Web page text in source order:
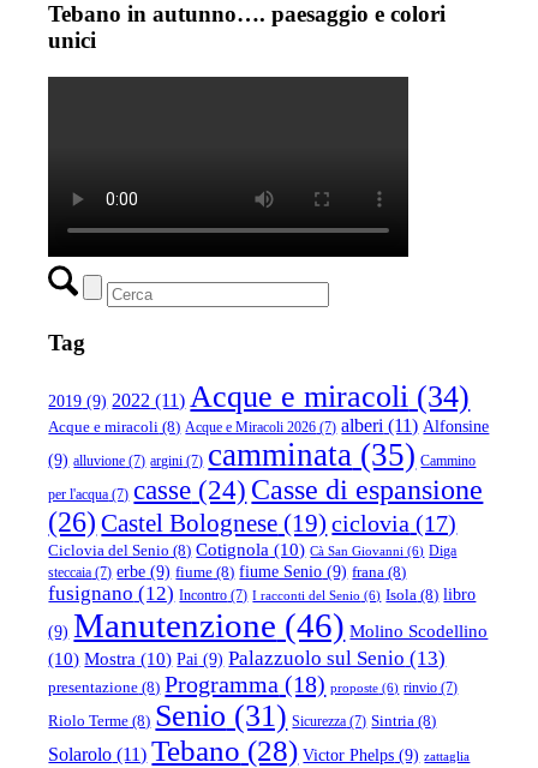
Tebano in autunno…. paesaggio e colori
unici
Tag
2019 (9) 2022 (11) Acque e miracoli (34)
Acque e miracoli (8) Acque e Miracoli 2026 (7) alberi (11) Alfonsine
(9) alluvione (7) argini (7) camminata (35) Cammino
per l'acqua (7) casse (24) Casse di espansione
(26) Castel Bolognese (19) ciclovia (17)
Ciclovia del Senio (8) Cotignola (10) Cà San Giovanni (6) Diga
steccaia (7) erbe (9) fiume (8) fiume Senio (9) frana (8)
fusignano (12) Incontro (7) I racconti del Senio (6) Isola (8) libro
(9) Manutenzione (46) Molino Scodellino
(10) Mostra (10) Pai (9) Palazzuolo sul Senio (13)
presentazione (8) Programma (18) proposte (6) rinvio (7)
Riolo Terme (8) Senio (31) Sicurezza (7) Sintria (8)
Solarolo (11) Tebano (28) Victor Phelps (9) zattaglia